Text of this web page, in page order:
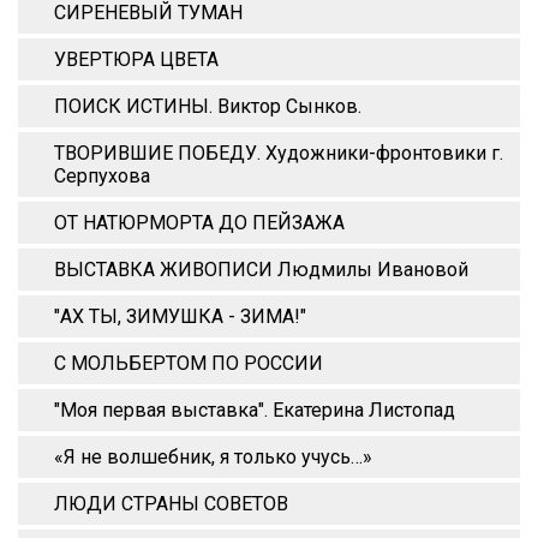
СИРЕНЕВЫЙ ТУМАН
УВЕРТЮРА ЦВЕТА
ПОИСК ИСТИНЫ. Виктор Сынков.
ТВОРИВШИЕ ПОБЕДУ. Художники-фронтовики г.
Серпухова
ОТ НАТЮРМОРТА ДО ПЕЙЗАЖА
ВЫСТАВКА ЖИВОПИСИ Людмилы Ивановой
"АХ ТЫ, ЗИМУШКА - ЗИМА!"
С МОЛЬБЕРТОМ ПО РОССИИ
"Моя первая выставка". Екатерина Листопад
«Я не волшебник, я только учусь…»
ЛЮДИ СТРАНЫ СОВЕТОВ